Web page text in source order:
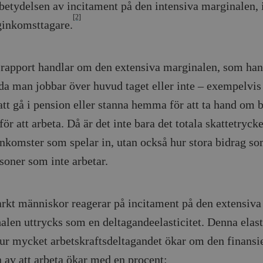
av incitament på den intensiva marginalen,
[2]
handlar om den extensiva marginalen, som
man jobbar över huvud taget eller inte –
gå i pension eller stanna hemma för att ta hand om
att arbeta. Då är det inte bara det totala
som spelar in, utan också hur stora bidrag
som inte arbetar.
människor reagerar på incitament på den extensiva
uttrycks som en deltagandeelasticitet. Denna
mycket arbetskraftsdeltagandet ökar om den
av att arbeta ökar med en procent:
Google LLC
1 dag
Denna cookie ställs in av Google Analytics. Den
som används för att begränsa mängden data
webbplatser med hög trafikvolym.
.timbro.se
1 år 1
Denna cookie används av Google Analytics för
sessionstillståndet.
minuter
.timbro.se
30
Mailchimp
28 dagar
Meta
.timbro.se
3
Används av Facebook för att leverera en serie
Vimeo.com
Inc.
månad
Dessa kakor används av Vimeo-videospelaren på